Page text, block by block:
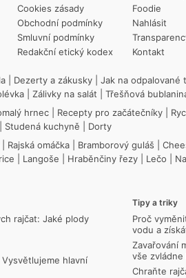
Cookies zásady
Obchodní podmínky
Smluvní podmínky
Redakční etický kodex
Foodie
Nahlásit
Kontakt
Dezerty a zákusky Jak na odpalované
Zálivky na salát Třešňová
hrnec Recepty pro začátečníky
Studená kuchyně Dorty
Rajská omáčka Bramborový guláš
Langoše Hraběnčiny řezy Lečo
rajčat: Jaké plody
hlavní
Tipy a triky
Proč
vodu a
Zavařování
vše
Chraňte